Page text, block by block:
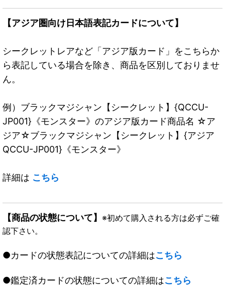
【アジア圏向け日本語表記カードについて】
シークレットレアなど「アジア版カード」をこちらか
ら表記している場合を除き、商品を区別しておりませ
ん。
例）ブラックマジシャン【シークレット】{QCCU-
JP001}《モンスター》のアジア版カード商品名 ☆ア
ジア☆ブラックマジシャン【シークレット】{アジア
QCCU-JP001}《モンスター》
詳細は こちら
【商品の状態について】 ※初めて購入される方は必ずご確
認下さい。
●カードの状態表記についての詳細はこちら
●鑑定済カードの状態についての詳細はこちら